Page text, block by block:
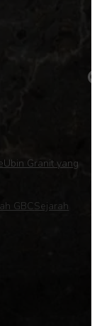
Ubin Granit yang
GBCSejarah